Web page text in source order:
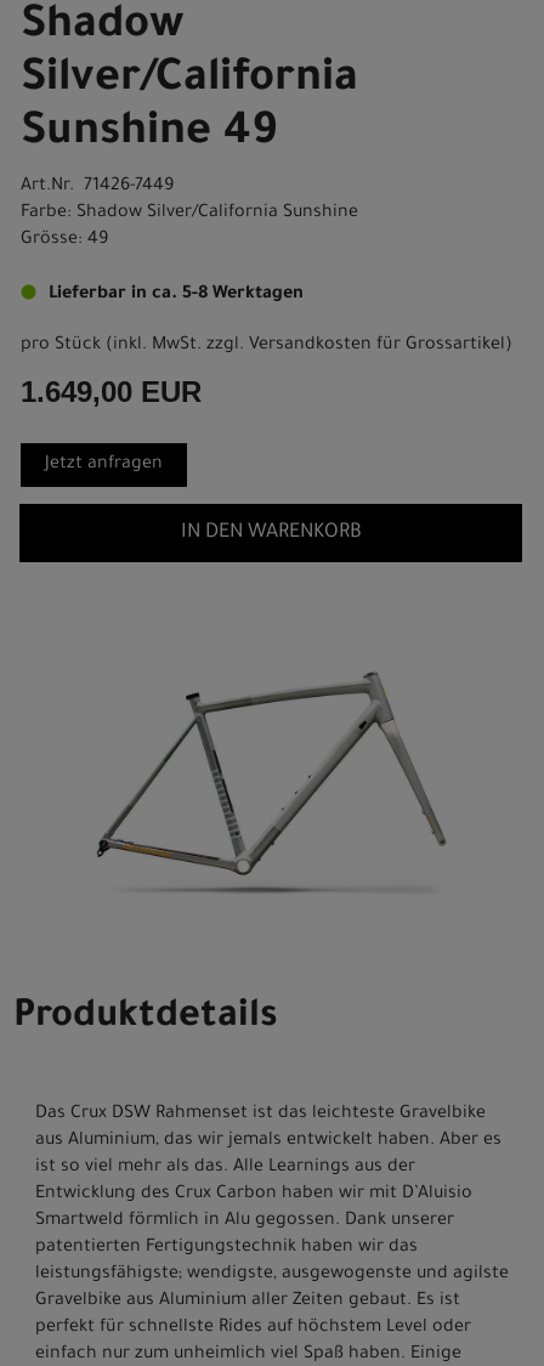
Shadow
Silver/California
Sunshine 49
Art.Nr. 71426-7449
Farbe: Shadow Silver/California Sunshine
Grösse: 49
Lieferbar in ca. 5-8 Werktagen
pro Stück (inkl. MwSt. zzgl. Versandkosten für Grossartikel)
1.649,00 EUR
Jetzt anfragen
IN DEN WARENKORB
Produktdetails
Das Crux DSW Rahmenset ist das leichteste Gravelbike
aus Aluminium, das wir jemals entwickelt haben. Aber es
ist so viel mehr als das. Alle Learnings aus der
Entwicklung des Crux Carbon haben wir mit D’Aluisio
Smartweld förmlich in Alu gegossen. Dank unserer
patentierten Fertigungstechnik haben wir das
leistungsfähigste; wendigste, ausgewogenste und agilste
Gravelbike aus Aluminium aller Zeiten gebaut. Es ist
perfekt für schnellste Rides auf höchstem Level oder
einfach nur zum unheimlich viel Spaß haben. Einige